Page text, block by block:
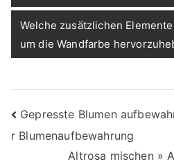
Welche zusätzlichen
um die Wandfarbe
Gepresste Blumen
r Blumenaufbewahrung
Altrosa mischen »